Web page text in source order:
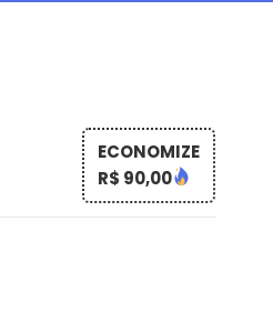
ECONOMIZE
R$ 90,00